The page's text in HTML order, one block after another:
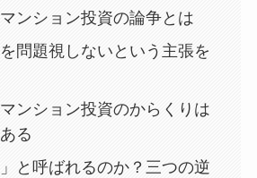
ンション投資の論争とは
問題視しないという主張を
ンション投資のからくりは
る
と呼ばれるのか？三つの逆